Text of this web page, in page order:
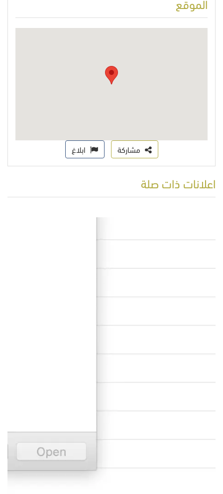
مشاركة ابلاغ
اعلانات ذات صلة